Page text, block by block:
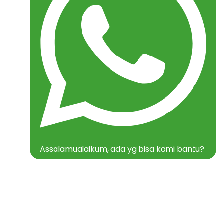
Assalamualaikum, ada yg bisa kami bantu?